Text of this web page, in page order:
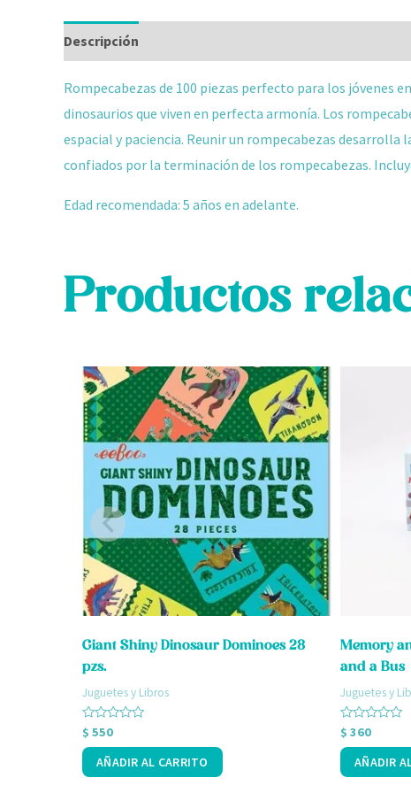
Descripción
Rompecabezas de 100 piezas perfecto para los
dinosaurios que viven en perfecta armonía. Los
espacial y paciencia. Reunir un rompecabezas
confiados por la terminación de los rompecabezas.
Edad recomendada: 5 años en adelante.
Productos
Giant Shiny Dinosaur Dominoes 28
pzs.
Juguetes y Libros
Valorado
con
0
5
$ 550
AÑADIR AL CARRITO
Memory
and a Bus
Juguetes y
Valorado
con
0
5
$ 360
AÑADIR